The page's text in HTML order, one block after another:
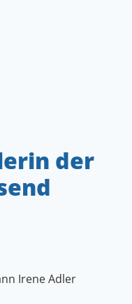
der
Irene Adler